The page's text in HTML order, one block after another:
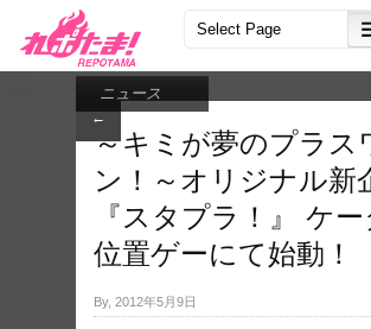
←
ニュース
～キミが夢のプラス
ン！～オリジナル新
『スタプラ！』 ケー
位置ゲーにて始動！
By, 2012年5月9日